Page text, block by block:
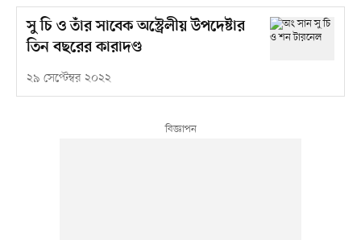
সু চি ও তাঁর সাবেক অস্ট্রেলীয় উপদেষ্টার
তিন বছরের কারাদণ্ড
২৯ সেপ্টেম্বর ২০২২